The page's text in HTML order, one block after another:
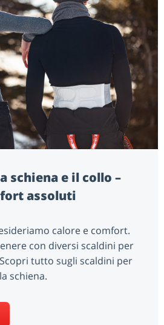
schiena e il collo –
assoluti
calore e comfort.
con diversi scaldini per
tutto sugli scaldini per
schiena.